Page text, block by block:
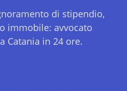
di stipendio,
immobile: avvocato
Catania in 24 ore.